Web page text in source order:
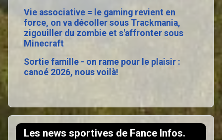
Vie associative = le gaming revient en
force, on va décoller sous Trackmania,
zigouiller du zombie et s'affronter sous
Minecraft
Sortie famille - on rame pour le plaisir :
canoé 2026, nous voilà!
Les news sportives de Fance Infos.